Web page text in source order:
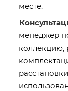
месте.
менеджер
коллекцию,